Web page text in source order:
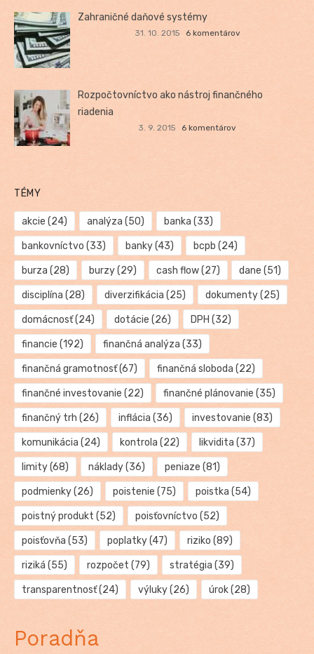
Zahraničné daňové systémy
31. 10. 2015 6 komentárov
Rozpočtovníctvo ako nástroj finančného
riadenia
3. 9. 2015 6 komentárov
TÉMY
akcie (24) analýza (50) banka (33)
bankovníctvo (33) banky(43) bcpb (24)
burza (28) burzy(29) cash flow(27) dane (51)
disciplína (28) diverzifikácia (25) dokumenty(25)
domácnosť(24) dotácie (26) DPH (32)
financie (192) finančná analýza (33)
finančná gramotnosť(67) finančná sloboda (22)
finančné investovanie (22) finančné plánovanie (35)
finančný trh (26) inflácia (36) investovanie (83)
komunikácia (24) kontrola (22) likvidita (37)
limity(68) náklady(36) peniaze (81)
podmienky(26) poistenie (75) poistka (54)
poistný produkt (52) poisťovníctvo (52)
poisťovňa (53) poplatky(47) riziko (89)
riziká (55) rozpočet (79) stratégia (39)
transparentnosť(24) výluky(26) úrok(28)
Poradňa